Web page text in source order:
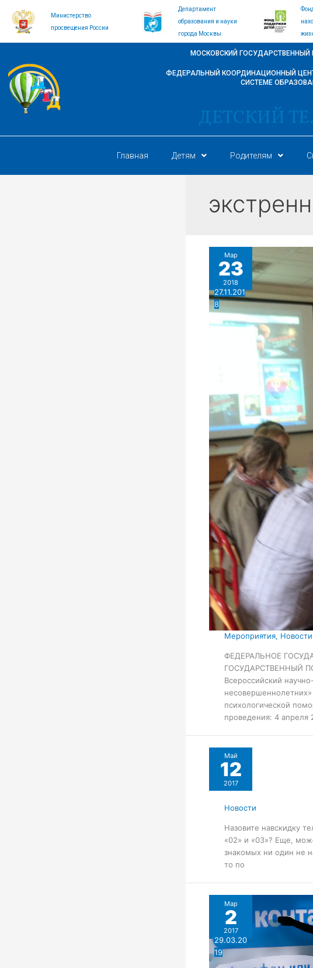
содержимому
Министерство
просвещения России
Департамент
образования и науки
города Москвы
МОСКОВСКИЙ ГОСУДАРСТВЕННЫЙ
ФЕДЕРАЛЬНЫЙ КООРДИНАЦИОННЫЙ
СИСТЕМЕ
ДЕТСКИЙ
Главная Детям Родителям
Мар
23
2018
27.11.201
8
Мероприятия, Новости
ФЕДЕРАЛЬНОЕ
ГОСУДАРСТВЕННЫЙ
Всероссийский
психологической
проведения: 4 апреля
Май
12
2017
Новости
Назовите навскидку
«02» и «03»? Еще,
знакомых ни один не
то по
Мар
2
2017
29.03.20
19